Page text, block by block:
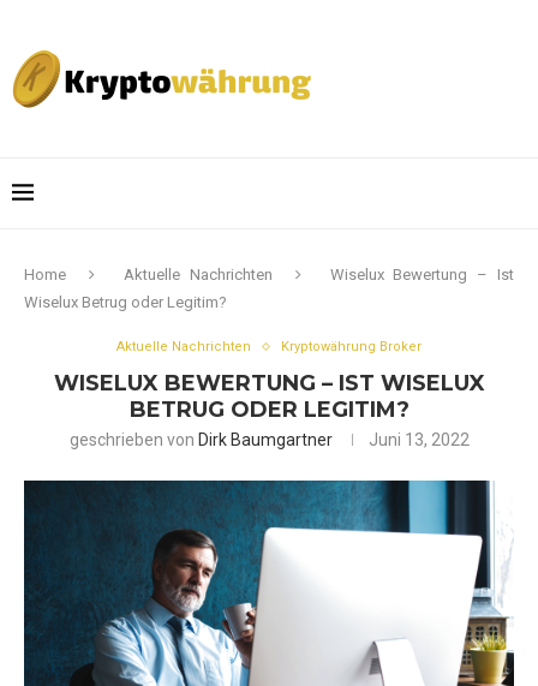
Home Aktuelle Nachrichten
Wiselux Bewertung – Ist
Wiselux Betrug oder Legitim?
Aktuelle Nachrichten Kryptowährung Broker
WISELUX BEWERTUNG – IST WISELUX
BETRUG ODER LEGITIM?
geschrieben von Dirk Baumgartner Juni 13, 2022